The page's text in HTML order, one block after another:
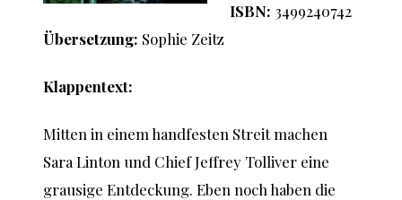
ISBN: 3499240742
Übersetzung: Sophie Zeitz
Klappentext:
Mitten in einem handfesten Streit machen
Sara Linton und Chief Jeffrey Tolliver eine
grausige Entdeckung. Eben noch haben die